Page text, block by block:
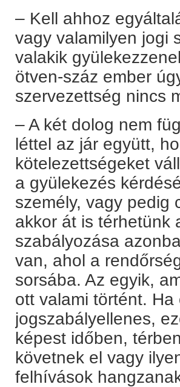
– Kell ahhoz
vagy valamilyen jogi
valakik
ötven-száz ember
szervezettség nincs
– A két dolog nem
léttel az jár együtt,
kötelezettségeket
a gyülekezés
személy, vagy pedig
akkor át is térhetünk
szabályozása
van, ahol a
sorsába. Az egyik,
ott valami történt.
jogszabályellenes,
képest időben,
követnek el vagy
felhívások